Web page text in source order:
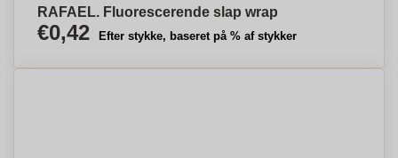
RAFAEL. Fluorescerende slap wrap
€0,42 Efter stykke, baseret på % af stykker